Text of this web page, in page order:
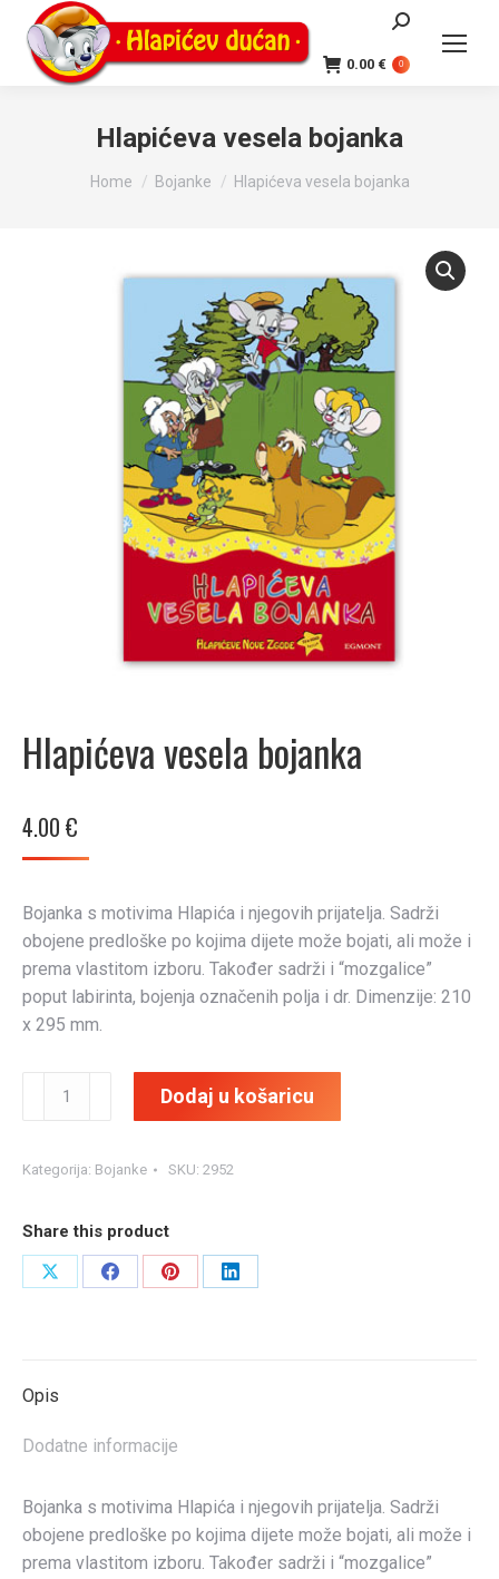
Search:
0.00 € 0
Hlapićeva vesela bojanka
You are here:
Home Bojanke Hlapićeva vesela bojanka
Hlapićeva vesela bojanka
4.00 €
Bojanka s motivima Hlapića i njegovih prijatelja. Sadrži
obojene predloške po kojima dijete može bojati, ali može i
prema vlastitom izboru. Također sadrži i “mozgalice”
poput labirinta, bojenja označenih polja i dr. Dimenzije: 210
x 295 mm.
Hlapićeva
količina
Dodaj u košaricu
Kategorija: Bojanke SKU: 2952
Share this product
Share
Share
Share
Share
Opis
Dodatne informacije
Bojanka s motivima Hlapića i njegovih prijatelja. Sadrži
obojene predloške po kojima dijete može bojati, ali može i
prema vlastitom izboru. Također sadrži i “mozgalice”